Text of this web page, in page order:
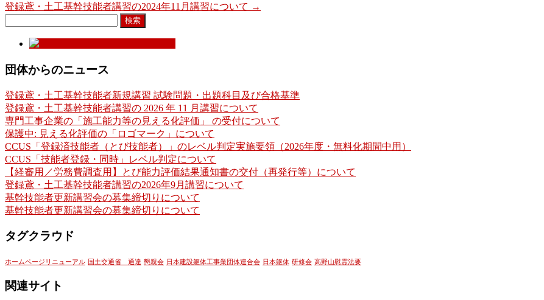
登録鳶・土工基幹技能者講習の2024年11月講習について →
団体からのニュース
登録鳶・土工基幹技能者新規講習 試験問題・出題科目及び合格基準
登録鳶・土工基幹技能者講習の 2026 年 11 月講習について
専門工事企業の「施工能力等の見える化評価」 の受付について
保護中: 見える化評価の「ロゴマーク」について
CCUS「登録済技能者（とび技能者）」のレベル判定実施要領（2026年度・無料化期間中用）
CCUS「技能者登録・同時」レベル判定について
【経審用／労務費調査用】とび能力評価結果通知書の交付（再発行等）について
登録鳶・土工基幹技能者講習の2026年9月講習について
基幹技能者更新講習会の募集締切りについて
基幹技能者更新講習会の募集締切りについて
タグクラウド
ホームページリニューアル 国土交通省 通達 懇親会 日本建設躯体工事業団体連合会 日本躯体 研修会 高野山慰霊法要
関連サイト